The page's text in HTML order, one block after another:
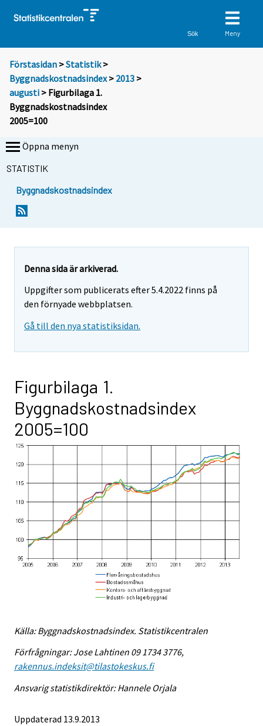
Sök Meny
Förstasidan >Statistik >
Byggnadskostnadsindex> 2013 >
augusti > Figurbilaga 1.
Byggnadskostnadsindex
2005=100
Öppna menyn
STATISTIK
Byggnadskostnadsindex
Denna sida är arkiverad.
Uppgifter som publicerats efter 5.4.2022 finns på
den förnyade webbplatsen.
Gå till den nya statistiksidan.
Figurbilaga 1.
Byggnadskostnadsindex
2005=100
Källa: Byggnadskostnadsindex. Statistikcentralen
Förfrågningar: Jose Lahtinen 09 1734 3776,
rakennus.indeksit@tilastokeskus.fi
Ansvarig statistikdirektör: Hannele Orjala
Uppdaterad 13.9.2013